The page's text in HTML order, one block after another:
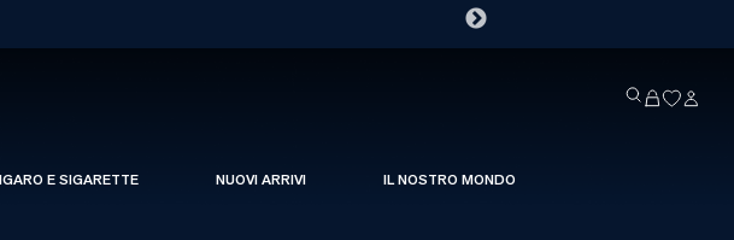
E SIGARETTE NUOVI ARRIVI IL NOSTRO MONDO